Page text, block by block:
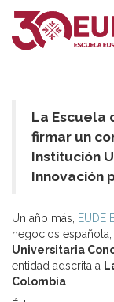
La Escuela
firmar un
Institución
Innovación
Un año más, EUDE
negocios
Universitaria
entidad adscrita a
Colombia